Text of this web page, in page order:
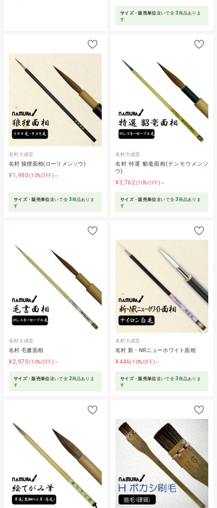
サイズ・販売単位違いで全3商品ありま
す
名村大成堂
名村 狼狸面相(ローリメンソウ)
¥1,980 (10%OFF)～
サイズ・販売単位違いで全3商品ありま
す
名村大成堂
名村 特選 貂毫面相(テンモウメンソ
ウ)
¥3,762 (10%OFF)～
サイズ・販売単位違いで全3商品ありま
す
名村大成堂
名村 毛書面相
¥2,970 (10%OFF)～
サイズ・販売単位違いで全 2商品ありま
す
名村大成堂
名村 新・NRニューホワイト面相
¥446(10%OFF)～
サイズ・販売単位違いで全3商品ありま
す